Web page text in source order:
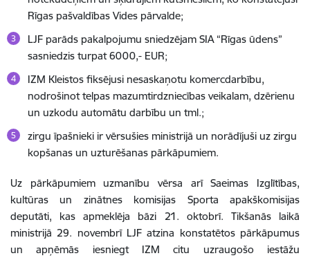
Rīgas pašvaldības Vides pārvalde;
LJF parāds pakalpojumu sniedzējam SIA “Rīgas ūdens”
sasniedzis turpat 6000,- EUR;
IZM Kleistos fiksējusi nesaskaņotu komercdarbību,
nodrošinot telpas mazumtirdzniecības veikalam, dzērienu
un uzkodu automātu darbību un tml.;
zirgu īpašnieki ir vērsušies ministrijā un norādījuši uz zirgu
kopšanas un uzturēšanas pārkāpumiem.
Uz pārkāpumiem uzmanību vērsa arī Saeimas Izglītības,
kultūras un zinātnes komisijas Sporta apakškomisijas
deputāti, kas apmeklēja bāzi 21. oktobrī. Tikšanās laikā
ministrijā 29. novembrī LJF atzina konstatētos pārkāpumus
un apņēmās iesniegt IZM citu uzraugošo iestāžu